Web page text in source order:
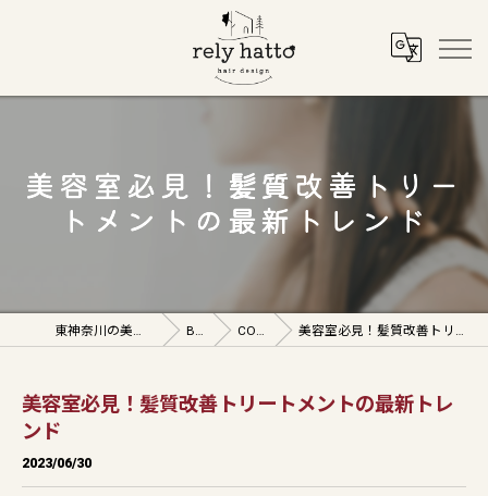
美容室必見！髪質改善トリー
トメントの最新トレンド
東神奈川の美容室ならrely hatto BLOG COLUMN 美容室必見！髪質改善トリートメントの最新トレンド
美容室必見！髪質改善トリートメントの最新トレ
ンド
2023/06/30